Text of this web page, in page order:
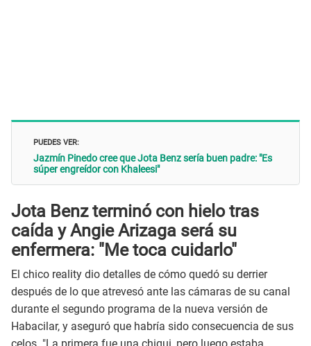
PUEDES VER:
Jazmín Pinedo cree que Jota Benz sería buen padre: "Es
súper engreídor con Khaleesi"
Jota Benz terminó con hielo tras
caída y Angie Arizaga será su
enfermera: "Me toca cuidarlo"
El chico reality dio detalles de cómo quedó su derrier
después de lo que atrevesó ante las cámaras de su canal
durante el segundo programa de la nueva versión de
Habacilar, y aseguró que habría sido consecuencia de sus